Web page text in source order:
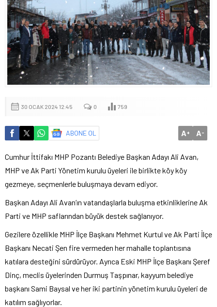
30 OCAK 2024 12:45 0 759
ABONE OL A+ A-
Cumhur İttifakı MHP Pozantı Belediye Başkan Adayı Ali Avan,
MHP ve Ak Parti Yönetim kurulu üyeleri ile birlikte köy köy
gezmeye, seçmenlerle buluşmaya devam ediyor.
Başkan Adayı Ali Avan’ın vatandaşlarla buluşma etkinliklerine Ak
Parti ve MHP saflarından büyük destek sağlanıyor.
Gezilere özellikle MHP İlçe Başkanı Mehmet Kurtul ve Ak Parti İlçe
Başkanı Necati Şen fire vermeden her mahalle toplantısına
katılara desteğini sürdürüyor. Ayrıca Eski MHP İlçe Başkanı Şeref
Dinç, meclis üyelerinden Durmuş Taşpınar, kayyum belediye
başkanı Sami Baysal ve her iki partinin yönetim kurulu üyeleri de
katılım sağlıyorlar.